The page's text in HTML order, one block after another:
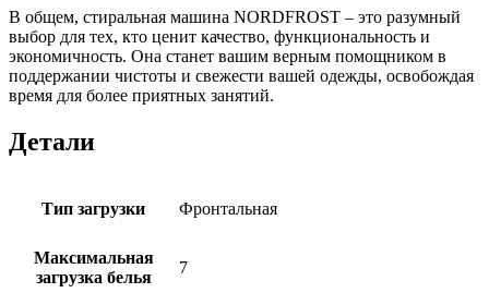
В общем, стиральная машина NORDFROST – это разумный
выбор для тех, кто ценит качество, функциональность и
экономичность. Она станет вашим верным помощником в
поддержании чистоты и свежести вашей одежды, освобождая
время для более приятных занятий.
Детали
Тип загрузки Фронтальная
Максимальная
загрузка белья
7